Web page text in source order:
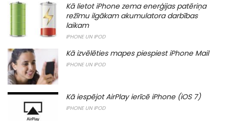
Kā lietot iPhone zema enerģijas patēriņa
režīmu ilgākam akumulatora darbības
laikam
IPHONE UN IPOD
Kā izvēlēties mapes piespiest iPhone Mail
IPHONE UN IPOD
Kā iespējot AirPlay ierīcē iPhone (iOS 7)
IPHONE UN IPOD